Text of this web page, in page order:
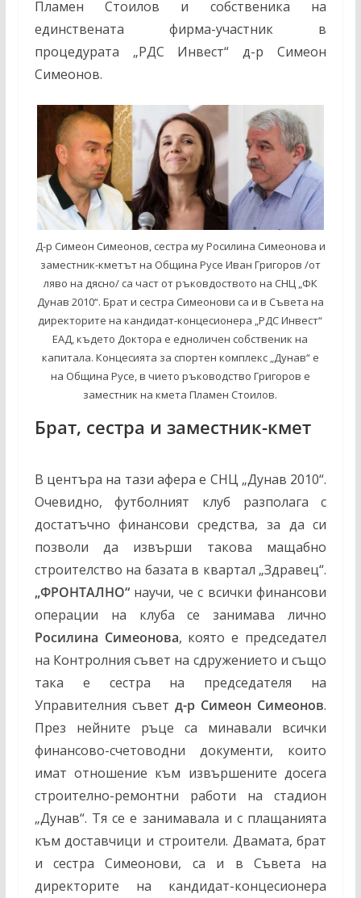
Пламен Стоилов и собственика на
единствената фирма-участник в
процедурата „РДС Инвест“ д-р Симеон
Симеонов.
Д-р Симеон Симеонов, сестра му Росилина Симеонова и
заместник-кметът на Община Русе Иван Григоров /от
ляво на дясно/ са част от ръковдоството на СНЦ „ФК
Дунав 2010“. Брат и сестра Симеонови са и в Съвета на
директорите на кандидат-концесионера „РДС Инвест“
ЕАД, където Доктора е едноличен собственик на
капитала. Концесията за спортен комплекс „Дунав“ е
на Община Русе, в чието ръководство Григоров е
заместник на кмета Пламен Стоилов.
Брат, сестра и заместник-кмет
В центъра на тази афера е СНЦ „Дунав 2010“.
Очевидно, футболният клуб разполага с
достатъчно финансови средства, за да си
позволи да извърши такова мащабно
строителство на базата в квартал „Здравец“.
„ФРОНТАЛНО“научи, че с всички финансови
операции на клуба се занимава лично
Росилина Симеонова, която е председател
на Контролния съвет на сдружението и също
така е сестра на председателя на
Управителния съвет д-р Симеон Симеонов.
През нейните ръце са минавали всички
финансово-счетоводни документи, които
имат отношение към извършените досега
строително-ремонтни работи на стадион
„Дунав“. Тя се е занимавала и с плащанията
към доставчици и строители. Двамата, брат
и сестра Симеонови, са и в Съвета на
директорите на кандидат-концесионера